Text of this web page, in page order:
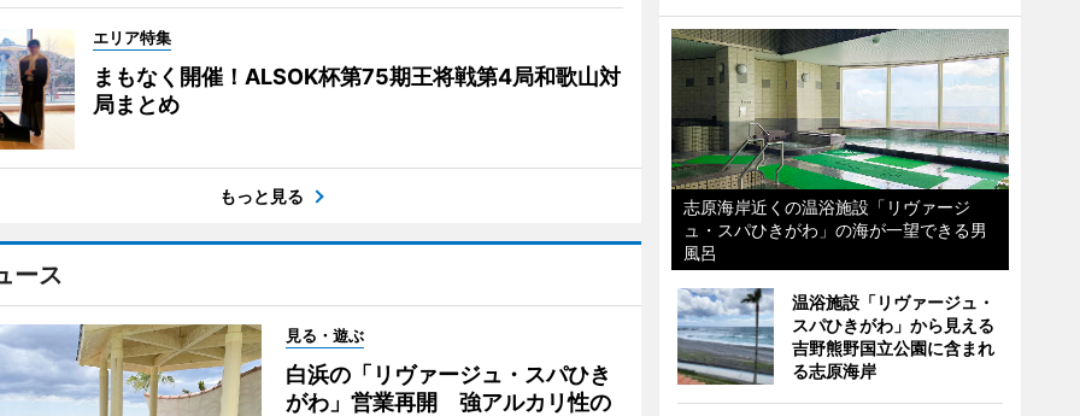
エリア特集
まもなく開催！ALSOK杯第75期王将戦第4局和歌山対
局まとめ
もっと見る
ース
見る・遊ぶ
白浜の「リヴァージュ・スパひき
がわ」営業再開 強アルカリ性の
志原海岸近くの温浴施設「リヴァージ
ュ・スパひきがわ」の海が一望できる男
風呂
温浴施設「リヴァージュ・
スパひきがわ」から見える
吉野熊野国立公園に含まれ
る志原海岸